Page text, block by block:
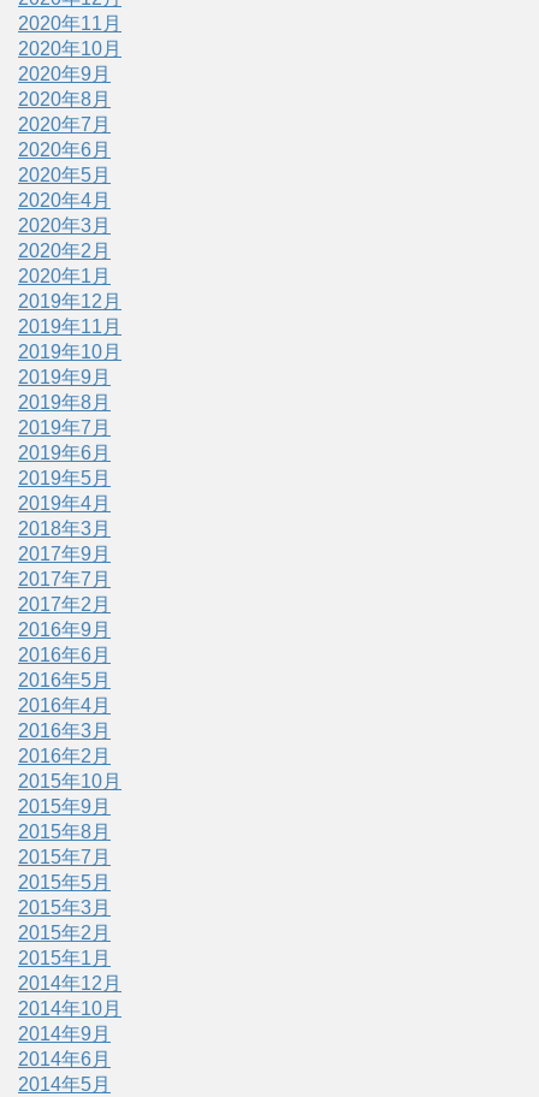
2020年11月
2020年10月
2020年9月
2020年8月
2020年7月
2020年6月
2020年5月
2020年4月
2020年3月
2020年2月
2020年1月
2019年12月
2019年11月
2019年10月
2019年9月
2019年8月
2019年7月
2019年6月
2019年5月
2019年4月
2018年3月
2017年9月
2017年7月
2017年2月
2016年9月
2016年6月
2016年5月
2016年4月
2016年3月
2016年2月
2015年10月
2015年9月
2015年8月
2015年7月
2015年5月
2015年3月
2015年2月
2015年1月
2014年12月
2014年10月
2014年9月
2014年6月
2014年5月